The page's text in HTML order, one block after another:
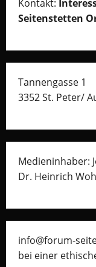
Kontakt:
Seitenstetten
Tannengasse 1
3352 St. Peter/
Medieninhaber:
Dr. Heinrich
info@forum-
bei einer